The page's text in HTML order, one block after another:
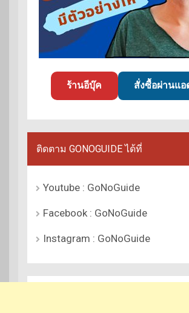
ร้านอีบุ๊ค สั่งซื้อผ่านแ
ติดตาม GONOGUIDE ได้ที่
Youtube : GoNoGuide
Facebook : GoNoGuide
Instagram : GoNoGuide